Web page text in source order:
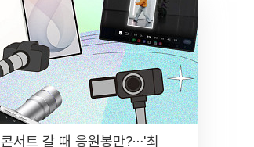
콘서트 갈 때 응원봉만?⋯'최